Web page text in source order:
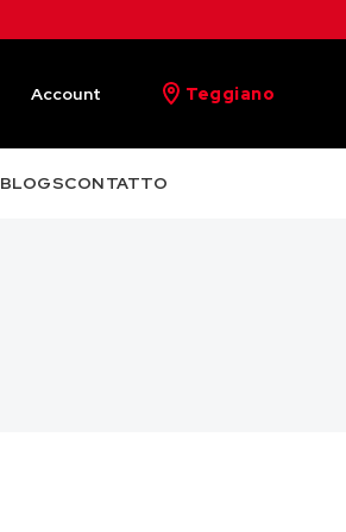
Account Teggiano
BLOGSCONTATTO